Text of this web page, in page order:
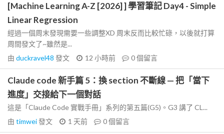
[Machine Learning A-Z [2026] ] 學習筆記 Day4 - Simple
Linear Regression
經過一個周末發現需要一些調整XD 周末反而比較忙碌，以後就打算
周間發文了~雖然是...
由 duckravel48 發文 12 小時前 0個留言
Claude code 新手篇 5：換 section 不斷線 — 把「當下
進度」交接給下一個對話
這是「Claude Code 實戰手冊」系列的第五篇(G5)。G3 講了 CL...
由 timwei發文 1 天前 0個留言